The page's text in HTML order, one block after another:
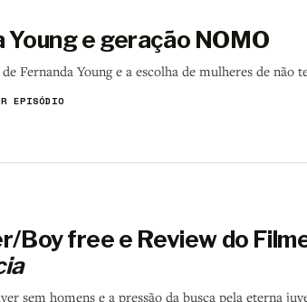
Young e geração NOMO
Fernanda Young e a escolha de mulheres de não
EPISÓDIO
Boy free e Review do
sem homens e a pressão da busca pela eterna